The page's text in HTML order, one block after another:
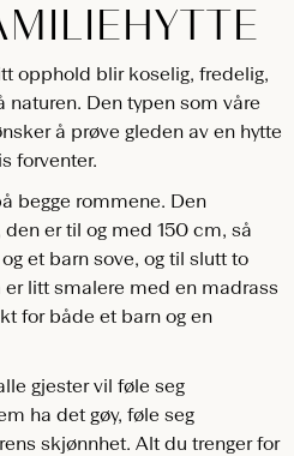
opphold blir koselig, fredelig,
naturen. Den typen som våre
å prøve gleden av en hytte
forventer.
begge rommene. Den
er til og med 150 cm, så
et barn sove, og til slutt to
er litt smalere med en madrass
for både et barn og en
gjester vil føle seg
ha det gøy, føle seg
skjønnhet. Alt du trenger for